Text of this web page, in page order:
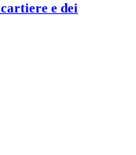
e dei